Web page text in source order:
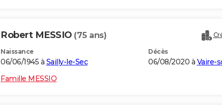
Robert MESSIO (75 ans)
Naissance
06/06/1945 à Sailly-le-Sec
Décès
06/08/2020 à Vaire-
Famille MESSIO